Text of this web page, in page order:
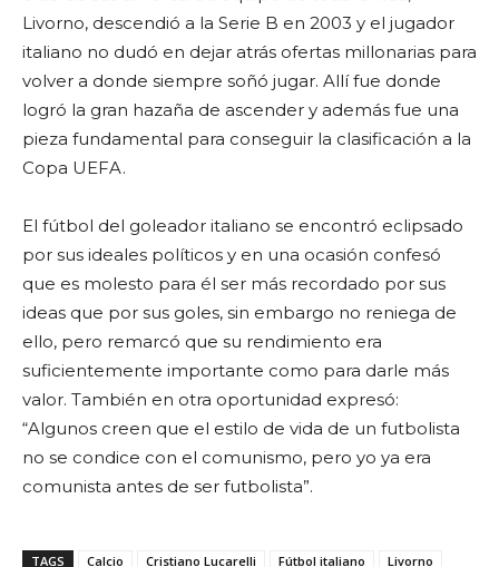
Livorno, descendió a la Serie B en 2003 y el jugador
italiano no dudó en dejar atrás ofertas millonarias para
volver a donde siempre soñó jugar. Allí fue donde
logró la gran hazaña de ascender y además fue una
pieza fundamental para conseguir la clasificación a la
Copa UEFA.
El fútbol del goleador italiano se encontró eclipsado
por sus ideales políticos y en una ocasión confesó
que es molesto para él ser más recordado por sus
ideas que por sus goles, sin embargo no reniega de
ello, pero remarcó que su rendimiento era
suficientemente importante como para darle más
valor. También en otra oportunidad expresó:
“Algunos creen que el estilo de vida de un futbolista
no se condice con el comunismo, pero yo ya era
comunista antes de ser futbolista”.
TAGS Calcio Cristiano Lucarelli Fútbol italiano Livorno